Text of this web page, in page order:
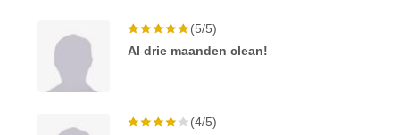
(5/5)
Al drie maanden clean!
(4/5)